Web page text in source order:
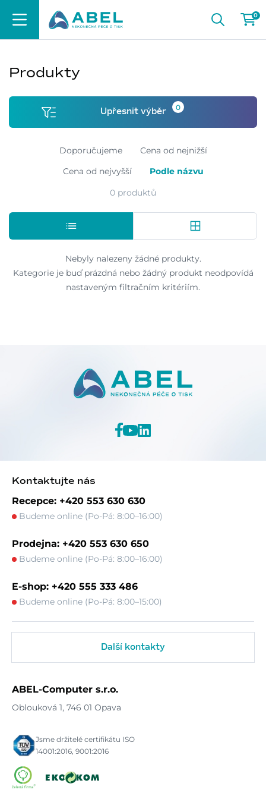
0
Produkty
Upřesnit výběr 0
Doporučujeme
Cena od nejnižší
Cena od nejvyšší
Podle názvu
0 produktů
Nebyly nalezeny žádné produkty.
Kategorie je buď prázdná nebo žádný produkt neodpovídá
nastaveným filtračním kritériím.
Kontaktujte nás
Recepce: +420 553 630 630
Budeme online (Po-Pá: 8:00–16:00)
Prodejna: +420 553 630 650
Budeme online (Po-Pá: 8:00–16:00)
E-shop: +420 555 333 486
Budeme online (Po-Pá: 8:00–15:00)
Další kontakty
ABEL-Computer s.r.o.
Oblouková 1, 746 01 Opava
Jsme držitelé certifikátu ISO
14001:2016, 9001:2016